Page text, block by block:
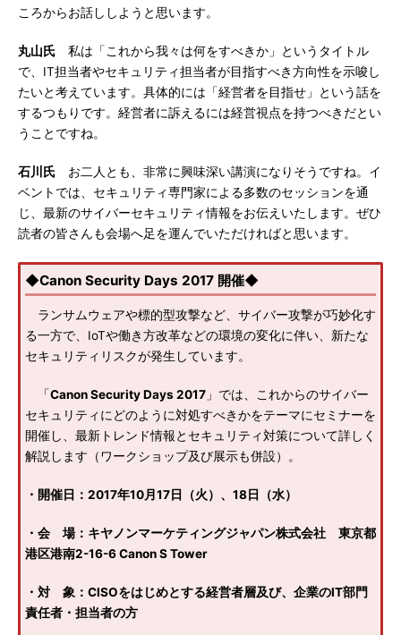
ころからお話ししようと思います。
丸山氏 私は「これから我々は何をすべきか」というタイトル
で、IT担当者やセキュリティ担当者が目指すべき方向性を示唆し
たいと考えています。具体的には「経営者を目指せ」という話を
するつもりです。経営者に訴えるには経営視点を持つべきだとい
うことですね。
石川氏 お二人とも、非常に興味深い講演になりそうですね。イ
ベントでは、セキュリティ専門家による多数のセッションを通
じ、最新のサイバーセキュリティ情報をお伝えいたします。ぜひ
読者の皆さんも会場へ足を運んでいただければと思います。
◆Canon Security Days 2017 開催◆
ランサムウェアや標的型攻撃など、サイバー攻撃が巧妙化す
る一方で、IoTや働き方改革などの環境の変化に伴い、新たな
セキュリティリスクが発生しています。
「Canon Security Days 2017 」では、これからのサイバー
セキュリティにどのように対処すべきかをテーマにセミナーを
開催し、最新トレンド情報とセキュリティ対策について詳しく
解説します（ワークショップ及び展示も併設）。
・開催日：2017年10月17日（火）、18日（水）
・会 場：キヤノンマーケティングジャパン株式会社 東京都
港区港南2-16-6 Canon S Tower
・対 象：CISOをはじめとする経営者層及び、企業のIT部門
責任者・担当者の方